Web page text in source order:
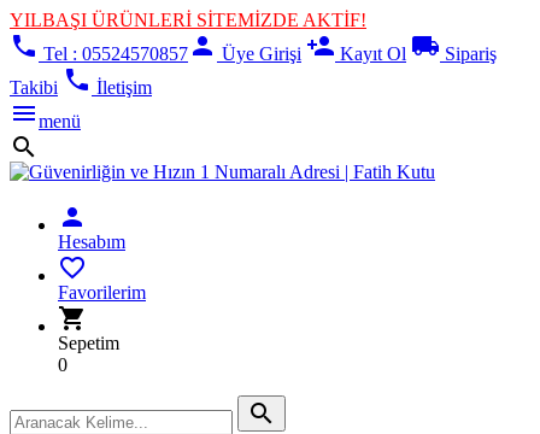
YILBAŞI ÜRÜNLERİ SİTEMİZDE AKTİF!
phone Tel : 05524570857 person Üye Girişi person_add Kayıt Ol local_shipping Sipariş
Takibi phone İletişim
menumenü
search
person
Hesabım
favorite_border
Favorilerim
shopping_cart
Sepetim
0
search